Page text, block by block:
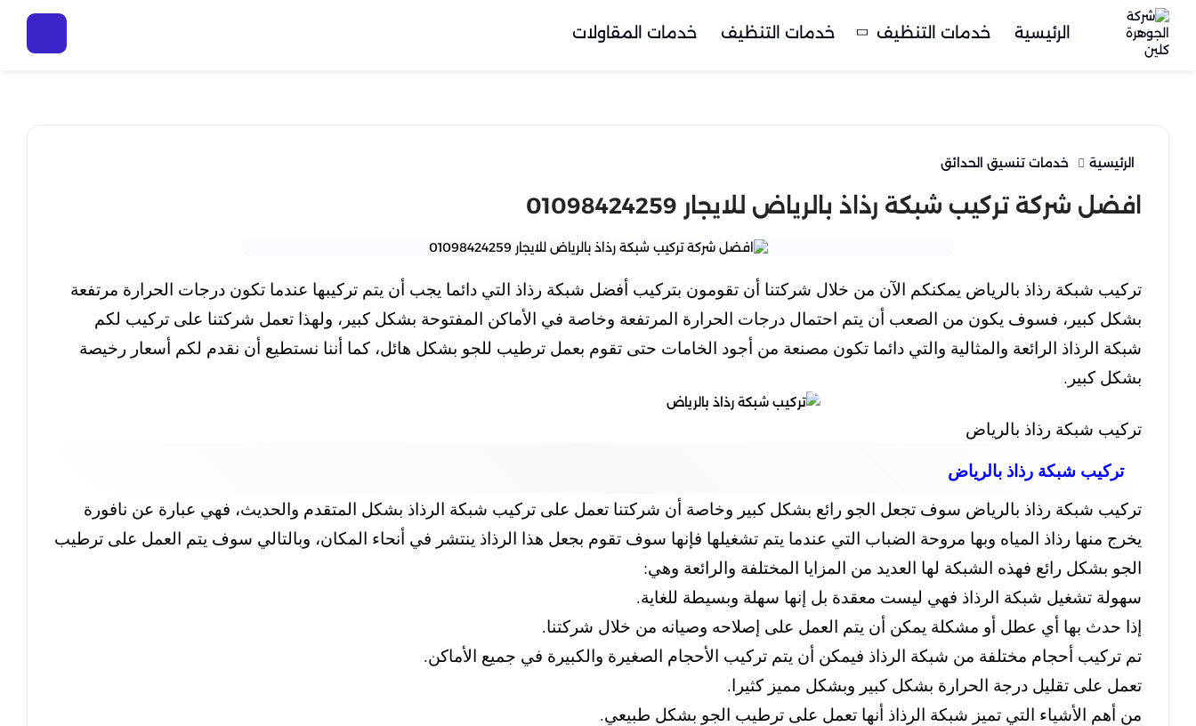
الرئيسية خدمات التنظيف خدمات التنظيف خدمات المقاولات
الرئيسية خدمات تنسيق الحدائق
افضل شركة تركيب شبكة رذاذ بالرياض للايجار 01098424259
تركيب شبكة رذاذ بالرياض يمكنكم الآن من خلال شركتنا أن تقومون بتركيب أفضل شبكة رذاذ التي دائما يجب أن يتم تركيبها عندما تكون درجات الحرارة مرتفعة
بشكل كبير، فسوف يكون من الصعب أن يتم احتمال درجات الحرارة المرتفعة وخاصة في الأماكن المفتوحة بشكل كبير، ولهذا تعمل شركتنا على تركيب لكم
شبكة الرذاذ الرائعة والمثالية والتي دائما تكون مصنعة من أجود الخامات حتى تقوم بعمل ترطيب للجو بشكل هائل، كما أننا نستطيع أن نقدم لكم أسعار رخيصة
بشكل كبير.
تركيب شبكة رذاذ بالرياض
تركيب شبكة رذاذ بالرياض
تركيب شبكة رذاذ بالرياض سوف تجعل الجو رائع بشكل كبير وخاصة أن شركتنا تعمل على تركيب شبكة الرذاذ بشكل المتقدم والحديث، فهي عبارة عن نافورة
يخرج منها رذاذ المياه وبها مروحة الضباب التي عندما يتم تشغيلها فإنها سوف تقوم بجعل هذا الرذاذ ينتشر في أنحاء المكان، وبالتالي سوف يتم العمل على ترطيب
الجو بشكل رائع فهذه الشبكة لها العديد من المزايا المختلفة والرائعة وهي:
سهولة تشغيل شبكة الرذاذ فهي ليست معقدة بل إنها سهلة وبسيطة للغاية.
إذا حدث بها أي عطل أو مشكلة يمكن أن يتم العمل على إصلاحه وصيانه من خلال شركتنا.
تم تركيب أحجام مختلفة من شبكة الرذاذ فيمكن أن يتم تركيب الأحجام الصغيرة والكبيرة في جميع الأماكن.
تعمل على تقليل درجة الحرارة بشكل كبير وبشكل مميز كثيرا.
من أهم الأشياء التي تميز شبكة الرذاذ أنها تعمل على ترطيب الجو بشكل طبيعي.